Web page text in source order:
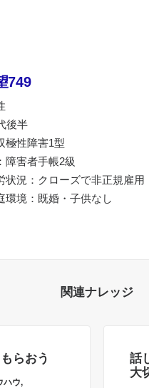
749
後半
極性障害1型
障害者手帳2級
状況：クローズで非正規雇用
環境：既婚・子供なし
関連ナレッジ
らおう
ハウ,
話
大